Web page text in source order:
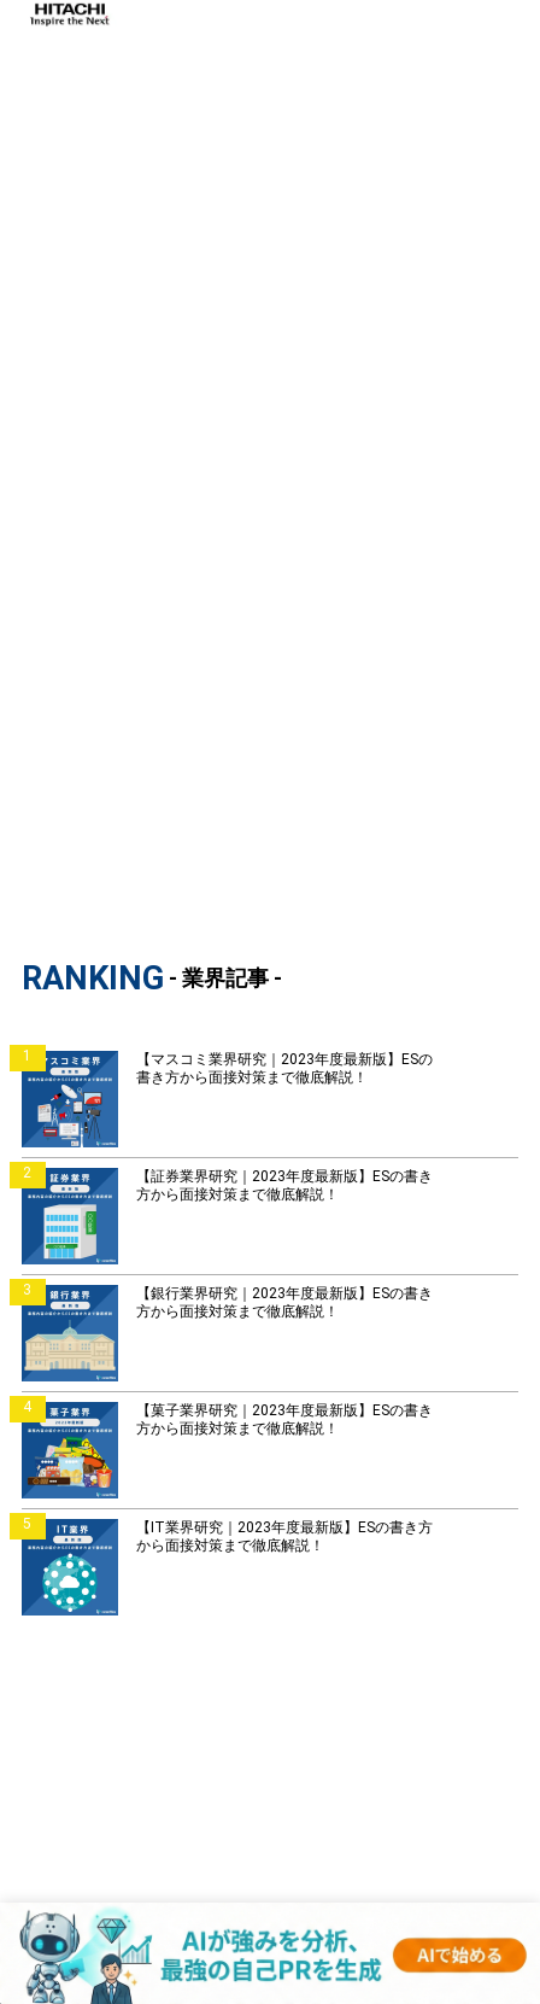
RANKING - 業界記事 -
1
【マスコミ業界研究｜2023年度最新版】ESの
書き方から面接対策まで徹底解説！
2
【証券業界研究｜2023年度最新版】ESの書き
方から面接対策まで徹底解説！
3
【銀行業界研究｜2023年度最新版】ESの書き
方から面接対策まで徹底解説！
4
【菓子業界研究｜2023年度最新版】ESの書き
方から面接対策まで徹底解説！
5
【IT業界研究｜2023年度最新版】ESの書き方
から面接対策まで徹底解説！